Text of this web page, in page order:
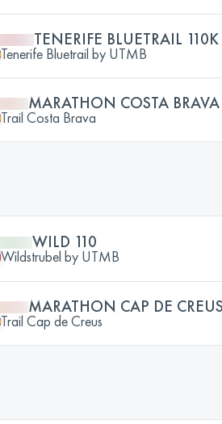
TENERIFE BLUETRAIL 110K
Tenerife Bluetrail by UTMB
MARATHON COSTA BRAVA
Trail Costa Brava
WILD 110
Wildstrubel by UTMB
MARATHON CAP DE CREUS
Trail Cap de Creus